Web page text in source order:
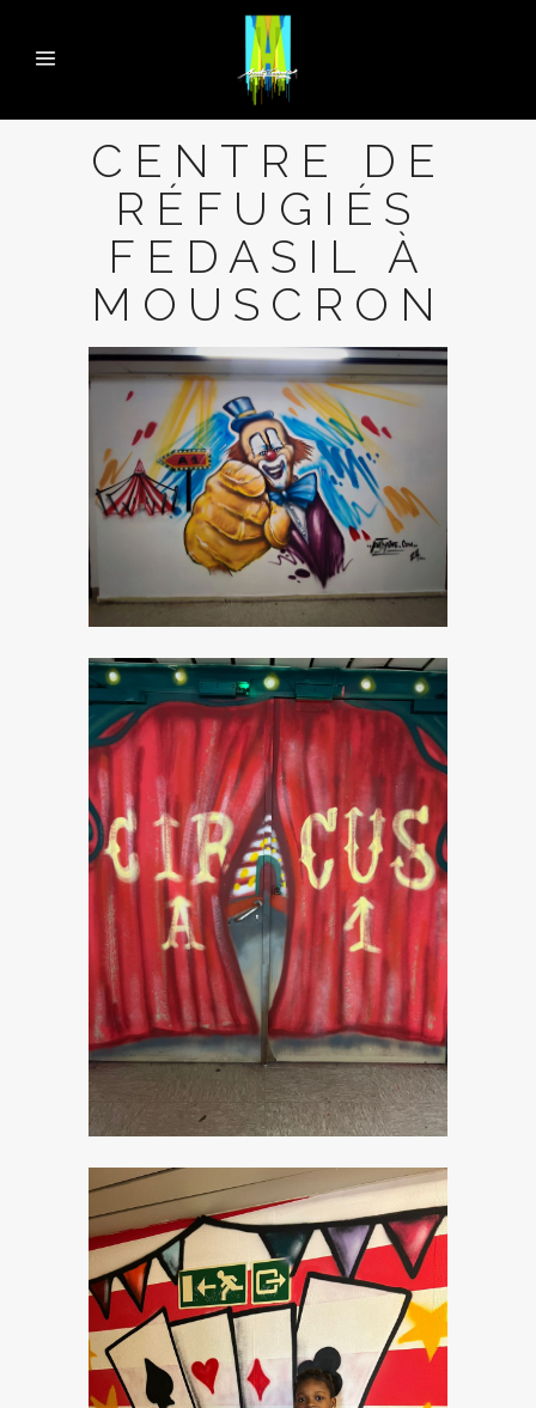
CENTRE DE
RÉFUGIÉS
FEDASIL À
MOUSCRON